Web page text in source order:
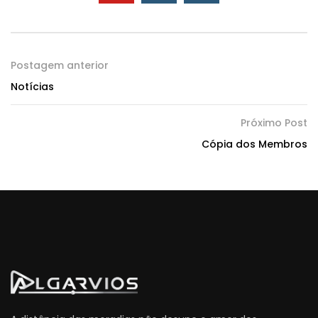
Postagem anterior
Notícias
Próximo Post
Cópia dos Membros